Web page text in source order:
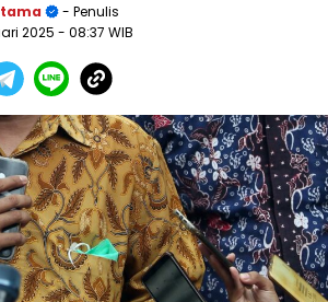
- Penulis
2025 - 08:37 WIB